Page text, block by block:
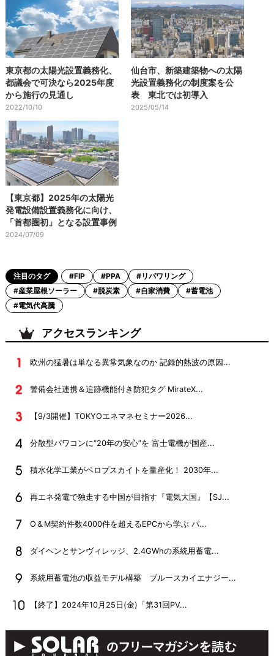
東京都の太陽光設置義務化、
都議会で可決なら2025年度
から施行の見通し
2022/10/10
仙台市、新築建築物への太陽
光設置義務化の制度案を公
表 東北では初導入
2025/05/14
【東京都】2025年の太陽光
発電設備設置義務化に向け、
「首都圏初」となる設置事例
2024/07/09
注目のタグ #FIP #PPA
#リパワリング
#産業屋根ソーラー
#脱炭素 #自家消費
#蓄電池
#電気代高騰
アクセスランキング
欧州の猛暑は単なる異常気象なのか 記録的熱波の原因...
警備会社連携＆追跡機能付き防犯タグ MirateX...
【9/3開催】TOKYOエネマネセミナー2026...
分散型パワコンに“20年の安心”を 富士電機が国産...
積水化学工業がペロブスカイトを量産化！ 2030年...
再エネ発電で独走する中国が目指す『電気大国』【SJ...
O＆M契約件数4000件を超えるEPCから学ぶ パ...
ダイヘンとサンヴィレッジ、2.4GWhの系統用蓄電...
系統用蓄電池の収益モデル構築 ブルースカイエナジー...
【終了】2024年10月25日(金)「第31回PV...